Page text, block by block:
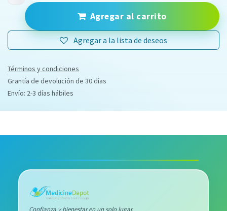
Agregar al carrito
Agregar a la lista de deseos
Términos y condiciones
Grantía de devolución de 30 días
Envío: 2-3 días hábiles